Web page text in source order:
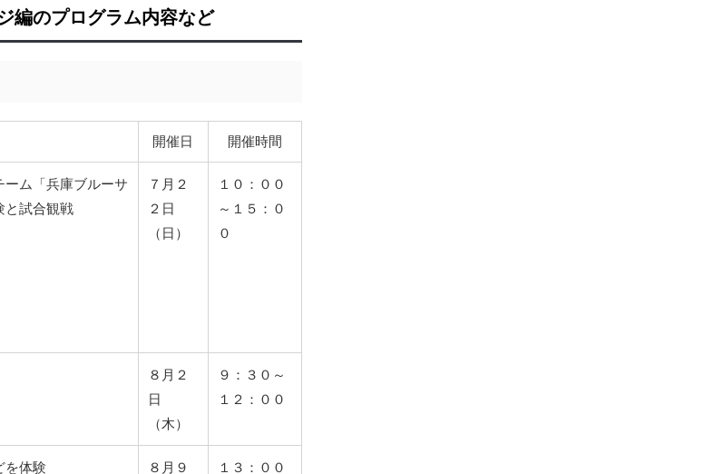
編のプログラム内容など
開催日 開催時間
ム「兵庫ブルーサ
と試合観戦
７月２
２日
（日）
１０：００
～１５：０
０
８月２
日
（木）
９：３０～
１２：００
を体験 ８月９ １３：００